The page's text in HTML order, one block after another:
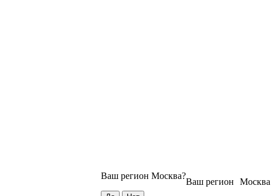
Москва
Ваш регион
Ваш регион Москва?